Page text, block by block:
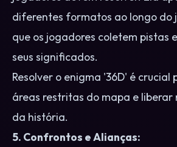
diferentes formatos ao longo do
que os jogadores coletem pistas
seus significados.
Resolver o enigma '36D' é crucial
áreas restritas do mapa e liberar
da história.
5. Confrontos e Alianças: